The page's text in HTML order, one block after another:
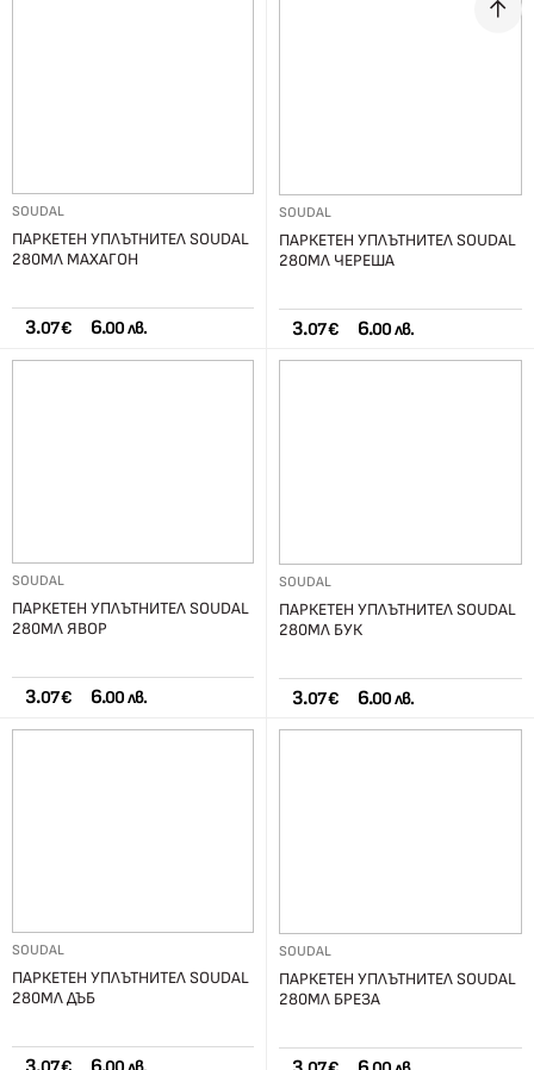
SOUDAL
ПАРКЕТЕН УПЛЪТНИТЕЛ SOUDAL
280МЛ МАХАГОН
3.07 € 6.00 лв.
SOUDAL
ПАРКЕТЕН УПЛЪТНИТЕЛ SOUDAL
280МЛ ЧЕРЕША
3.07 € 6.00 лв.
SOUDAL
ПАРКЕТЕН УПЛЪТНИТЕЛ SOUDAL
280МЛ ЯВОР
3.07 € 6.00 лв.
SOUDAL
ПАРКЕТЕН УПЛЪТНИТЕЛ SOUDAL
280МЛ БУК
3.07 € 6.00 лв.
SOUDAL
ПАРКЕТЕН УПЛЪТНИТЕЛ SOUDAL
280МЛ ДЪБ
SOUDAL
ПАРКЕТЕН УПЛЪТНИТЕЛ SOUDAL
280МЛ БРЕЗА